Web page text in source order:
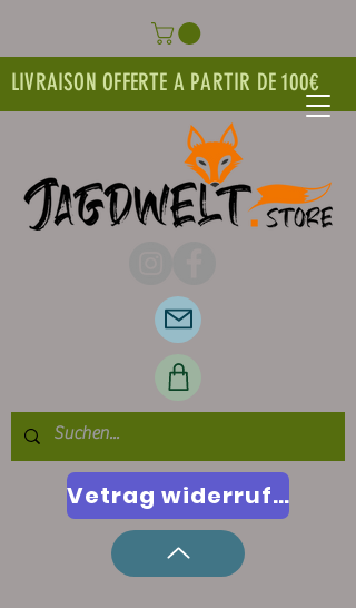
LIVRAISON OFFERTE A PARTIR DE 100€
Vetrag widerrufen